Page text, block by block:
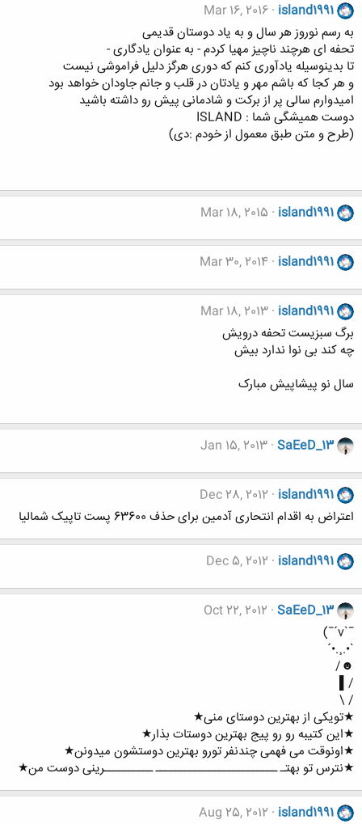
island1991
Mar 16, 2016
به رسم نوروز هر سال و به یاد دوستان قدیمی
تحفه ای هرچند ناچیز مهیا کردم - به عنوان یادگاری -
تا بدینوسیله یادآوری کنم که دوری هرگز دلیل فراموشی نیست
و هر کجا که باشم مهر و یادتان در قلب و جانم جاودان خواهد بود
امیدوارم سالی پر از برکت و شادمانی پیش رو داشته باشید
دوست همیشگی شما : ISLAND
(طرح و متن طبق معمول از خودم :دی)
island1991
Mar 18, 2015
island1991
Mar 30, 2014
island1991
Mar 18, 2013
برگ سبزیست تحفه درویش
چه کند بی نوا ندارد بیش
سال نو پیشاپیش مبارک
SaEeD_13
Jan 15, 2013
island1991
Dec 28, 2012
اعتراض به اقدام انتحاری آدمین برای حذف 63600 پست تاپیک شمالیا
island1991
Dec 5, 2012
SaEeD_13
Oct 22, 2012
¯`v´¯)
`•.¸.•´
☻/
/▌
/ \
★تویکی از بهترین دوستای منی★
★این کتیبه رو رو پیج بهترین دوستات بذار★
★اونوقت می فهمی چندنفر تورو بهترین دوستشون میدونن★
★نترس تو بهتـ ـــــــــــــــــــــــــ ــــــــــرینی دوست من★
island1991
Aug 25, 2012